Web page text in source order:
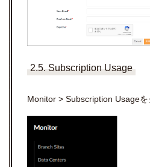
2.5. Subscription Usage
Monitor > Subscription Usageを